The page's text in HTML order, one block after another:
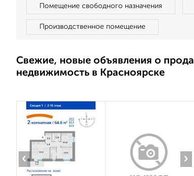
Помещение свободного назначения
Производственное помещение
Свежие, новые объявления о
недвижимость в Красноярске
‹ ›